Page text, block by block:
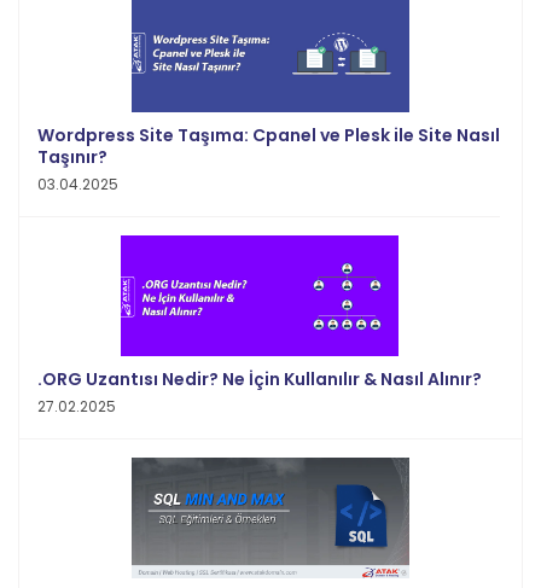
Wordpress Site Taşıma: Cpanel ve Plesk ile Site Nasıl
Taşınır?
03.04.2025
.ORG Uzantısı Nedir? Ne İçin Kullanılır & Nasıl Alınır?
27.02.2025